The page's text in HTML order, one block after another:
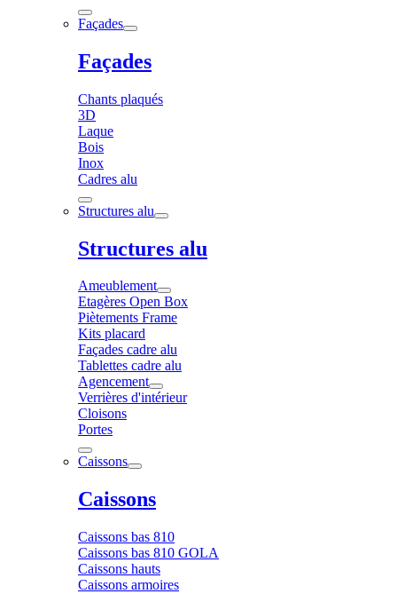
Façades
Façades
Chants plaqués
3D
Laque
Bois
Inox
Cadres alu
Structures alu
Structures alu
Ameublement
Etagères Open Box
Piètements Frame
Kits placard
Façades cadre alu
Tablettes cadre alu
Agencement
Verrières d'intérieur
Cloisons
Portes
Caissons
Caissons
Caissons bas 810
Caissons bas 810 GOLA
Caissons hauts
Caissons armoires